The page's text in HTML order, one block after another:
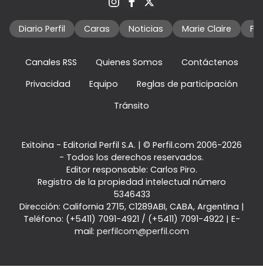
Diario Perfil Caras Noticias Marie Claire
Canales RSS Quienes Somos
Contáctenos
Privacidad
Equipo
Reglas de participación
Tránsito
Exitoina - Editorial Perfil S.A. | © Perfil.com 2006-2026
- Todos los derechos reservados.
Editor responsable: Carlos Piro.
Registro de la propiedad intelectual número
5346433
Dirección: California 2715, C1289ABI, CABA, Argentina |
Teléfono: (+5411) 7091-4921 / (+5411) 7091-4922| E-
mail: perfilcom@perfil.com